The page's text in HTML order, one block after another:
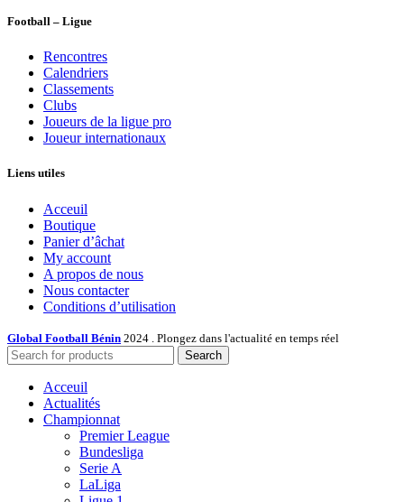
Football – Ligue
Rencontres
Calendriers
Classements
Clubs
Joueurs de la ligue pro
Joueur internationaux
Liens utiles
Acceuil
Boutique
Panier d’âchat
My account
A propos de nous
Nous contacter
Conditions d’utilisation
Global Football Bénin 2024 . Plongez dans l'actualité en temps réel
Search
Acceuil
Actualités
Championnat
Premier League
Bundesliga
Serie A
LaLiga